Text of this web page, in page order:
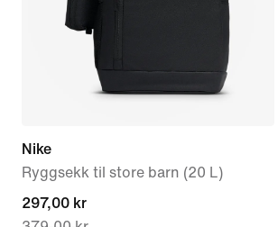
Nike
Ryggsekk til store barn (20 L)
current
297,00 kr